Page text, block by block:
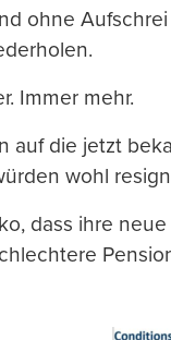
ohne
Immer mehr.
auf die jetzt
wohl
dass ihre